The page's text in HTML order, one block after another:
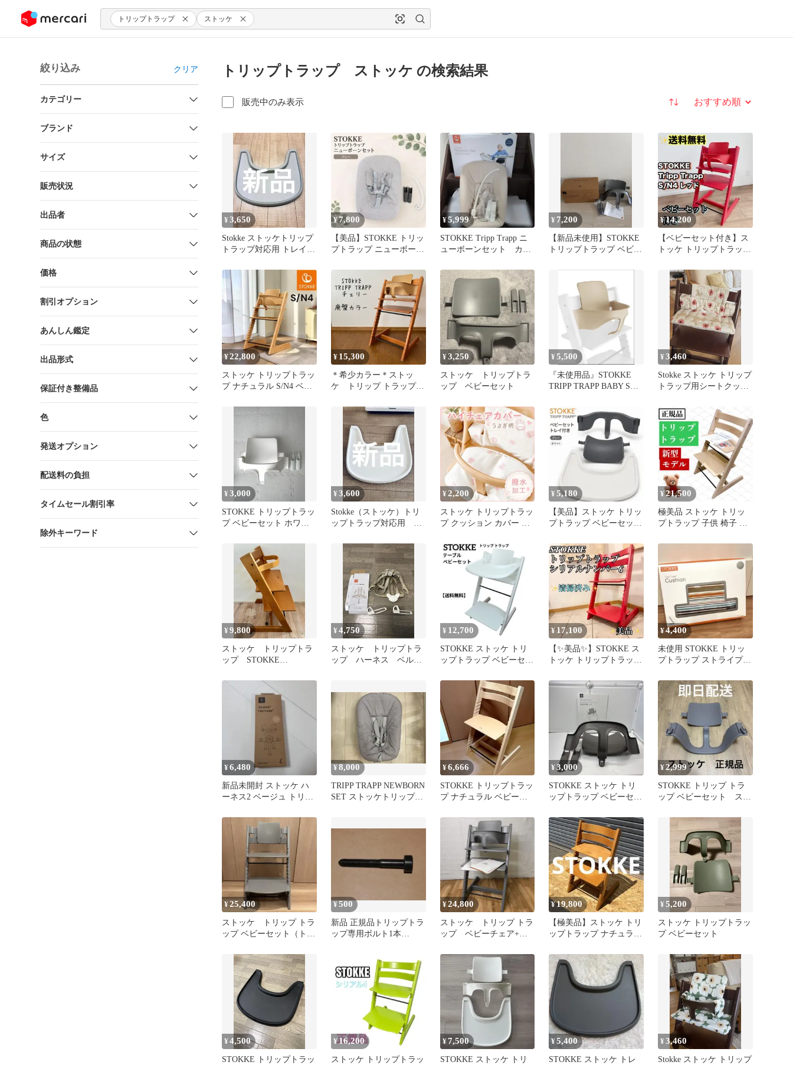
ツにスキップ トリップトラップ ストッケ
絞り込み クリア
カテゴリー
ブランド
サイズ
販売状況
出品者
商品の状態
価格
割引オプション
あんしん鑑定
出品形式
保証付き整備品
色
発送オプション
配送料の負担
タイムセール割引率
除外キーワード
トリップトラップ ストッケ の検索結果
販売中のみ表示 並び替え
¥3,650
Stokke ストッケトリップ
トラップ対応用 トレイ
¥7,800
【美品】STOKKE トリッ
プトラップ ニューボーン
¥5,999
STOKKE Tripp Trapp ニ
ューボーンセット カバ
¥ 7,200
【新品未使用】STOKKE
トリップトラップ ベビー
ー）
¥14,200
【ベビーセット付き】ス
トッケ トリップトラップ
¥22,800
ストッケ トリップトラッ
プ ナチュラル S/N4 ベビ
¥ 15,300
＊希少カラー＊ストッ
ケ トリップ トラップ
ット チェリー S/N.3
¥3,250
ストッケ トリップトラ
ップ ベビーセット
¥5,500
『未使用品』STOKKE
TRIPP TRAPP BABY SET
¥3,460
Stokke ストッケ トリップ
トラップ用シートクッシ
¥3,000
STOKKE トリップトラッ
プ ベビーセット ホワイ
¥3,600
Stokke（ストッケ）トリ
ップトラップ対応用 ト
¥2,200
ストッケ トリップトラッ
プ クッション カバー ベ
うさぎ
¥ 5,180
【美品】ストッケ トリッ
プトラップ ベビーセット
¥21,500
極美品 ストッケ トリッ
プトラップ 子供 椅子 チ
¥9,800
ストッケ トリップトラ
ップ STOKKE
¥4,750
ストッケ トリップトラ
ップ ハーネス ベル
¥ 12,700
STOKKE ストッケ トリ
ップトラップ ベビーセッ
¥17,100
【✨美品✨】STOKKE ス
トッケ トリップトラップ
¥4,400
未使用 STOKKE トリッ
プトラップ ストライプ柄
¥6,480
新品未開封 ストッケ ハ
ーネス2 ベージュ トリッ
¥8,000
TRIPP TRAPP NEWBORN
SET ストッケトリップト
¥6,666
STOKKE トリップトラッ
プ ナチュラル ベビーチ
¥3,000
STOKKE ストッケ トリ
ップトラップ ベビーセッ
¥2,999
STOKKE トリップ トラ
ップ ベビーセット スト
¥25,400
ストッケ トリップ トラ
ップ ベビーセット（トレ
¥500
新品 正規品トリップトラ
ップ専用ボルト1本
¥24,800
ストッケ トリップ トラ
ップ ベビーチェア+ベ
レー
¥19,800
【極美品】ストッケ トリ
ップトラップ ナチュラル
カラー
¥5,200
ストッケ トリップトラッ
プ ベビーセット
¥4,500
STOKKE トリップトラッ
¥16,200
ストッケ トリップトラッ
¥7,500
STOKKE ストッケ トリ
¥5,400
STOKKE ストッケ トレ
¥3,460
Stokke ストッケ トリップ